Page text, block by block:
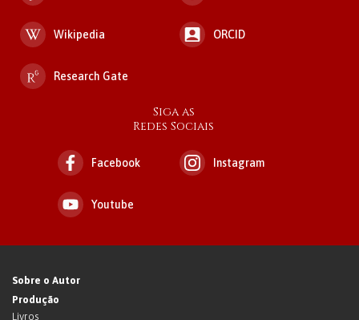
Wikipedia ORCID
Research Gate
Siga as
Redes Sociais
Facebook Instagram
Youtube
Sobre o Autor
Produção
Livros